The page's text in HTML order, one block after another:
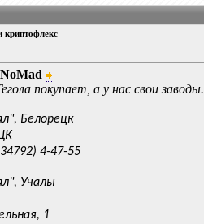
криптофлекс
NoMad
покупает, а у нас свои заводы.
Белорецк
4-47-55
Учалы
1